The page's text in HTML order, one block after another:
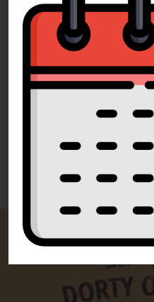
Volejte
+420 732 729 300
Pište
0 recenzí